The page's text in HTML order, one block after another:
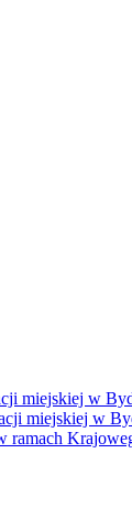
miejskiej w
miejskiej w
ramach